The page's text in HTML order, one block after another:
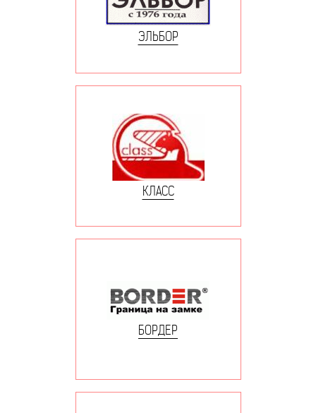
ЭЛЬБОР
КЛАСС
БОРДЕР